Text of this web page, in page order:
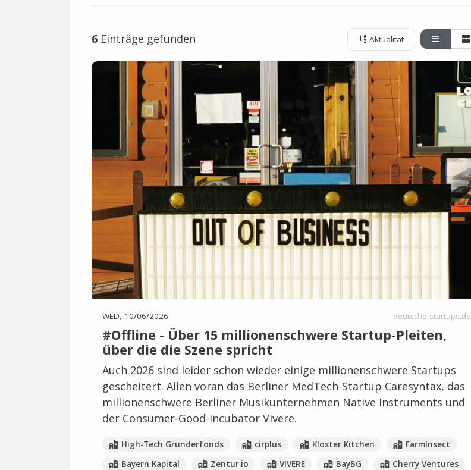
6 Einträge gefunden Aktualität
WED, 10/06/2026 deutsche-startups.de
#Offline - Über 15 millionenschwere Startup-Pleiten,
über die die Szene spricht
Auch 2026 sind leider schon wieder einige millionenschwere Startups
gescheitert. Allen voran das Berliner MedTech-Startup Caresyntax, das
millionenschwere Berliner Musikunternehmen Native Instruments und
der Consumer-Good-Incubator Vivere.
High-Tech Gründerfonds cirplus Kloster Kitchen
FarmInsect
Bayern Kapital
Zentur.io VIVERE BayBG
Cherry Ventures